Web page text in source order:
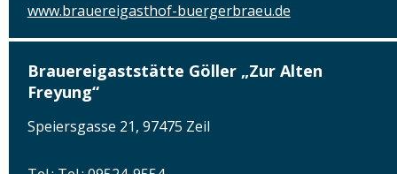
www.brauereigasthof-buergerbraeu.de
Brauereigaststätte Göller „Zur Alten
Freyung“
Speiersgasse 21, 97475 Zeil